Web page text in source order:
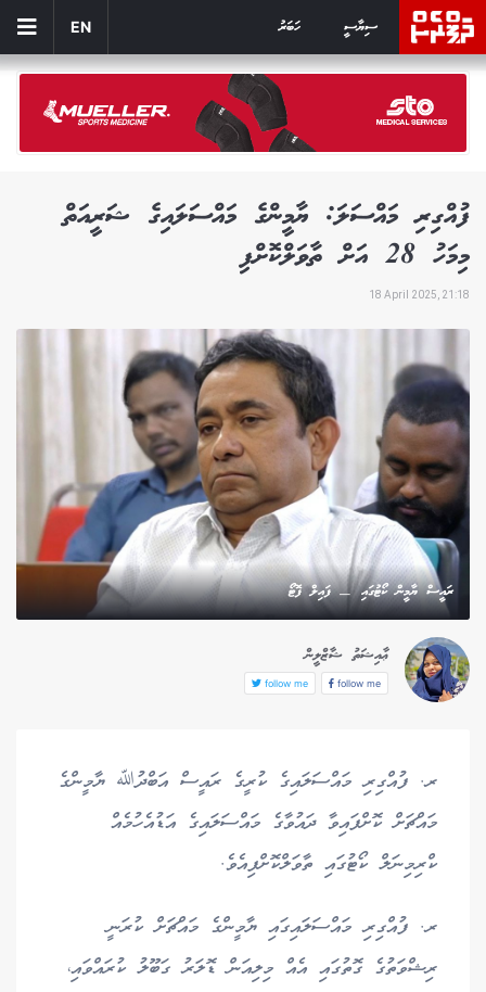
ސިޔާސީ ހަބަރު EN
ފުއްގިރި މައްސަލަ: ޔާމީންގެ މައްސަލައިގެ ޝަރީއަތް
މިމަހު 28 އަށް ތާވަލްކޮށްފި
18 April 2025, 21:18
ރައީސް ޔާމީން ކޯޓުގައި — ފައިލް ފޮޓޯ
ޢާއިޝަތު ޝާޒްލީން
follow me
follow me
ރ. ފުއްގިރި މައްސަލައިގެ ކުރީގެ ރައީސް އަބްދުﷲ ޔާމީންގެ
މައްޗަށް ކޮށްފައިވާ ދައުވާގެ މައްސަލައިގެ އަޑުއެހުމެއް
ކްރިމިނަލް ކޯޓުގައި ތާވަލްކޮށްފިއެވެ.
ރ. ފުއްގިރި މައްސަލައިގައި ޔާމީންގެ މައްޗަށް ކުރަނީ
ރިޝްވަތުގެ ގޮތުގައި އެއް މިލިއަން ޑޮލަރު ގަބޫލު ކުރައްވައި،